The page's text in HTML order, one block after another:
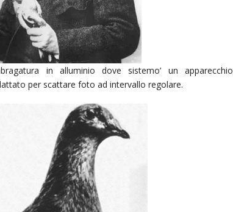
in alluminio dove sistemo’ un apparecchio
per scattare foto ad intervallo regolare.